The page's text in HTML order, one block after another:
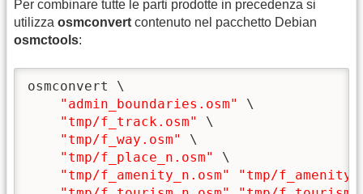
Per combinare tutte le parti prodotte in precedenza si
utilizza osmconvert contenuto nel pacchetto Debian
osmctools:
osmconvert \
"admin_boundaries.osm"
\
"tmp/f_track.osm"
\
"tmp/f_way.osm"
\
"tmp/f_place_n.osm"
\
"tmp/f_amenity_n.osm"
"tmp/